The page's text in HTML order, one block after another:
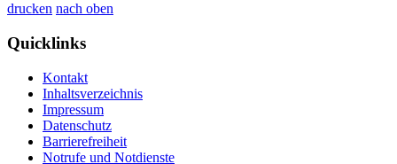
drucken nach oben
Quicklinks
Kontakt
Inhaltsverzeichnis
Impressum
Datenschutz
Barrierefreiheit
Notrufe und Notdienste